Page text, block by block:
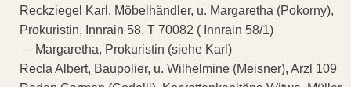
Reckziegel Karl, Möbelhändler, u. Margaretha (Pokorny),
Prokuristin, Innrain 58. T 70082 ( Innrain 58/1)
— Margaretha, Prokuristin (siehe Karl)
Recla Albert, Baupolier, u. Wilhelmine (Meisner), Arzl 109